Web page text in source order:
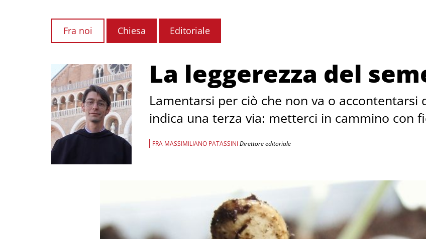
Fra noi Chiesa Editoriale
La leggerezza del
Lamentarsi per ciò che non va o accontentarsi
indica una terza via: metterci in cammino con
FRA MASSIMILIANO PATASSINIDirettore editoriale